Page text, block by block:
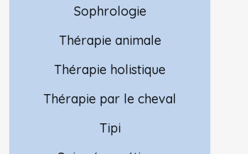
Sophrologie
Thérapie animale
Thérapie holistique
Thérapie par le cheval
Tipi